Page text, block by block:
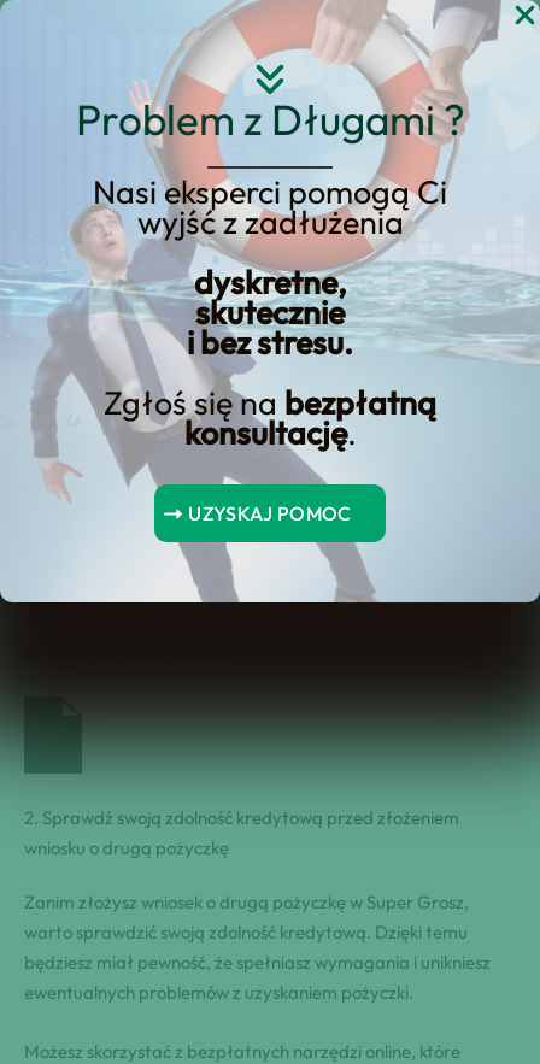
Problem z Długami ?
Nasi eksperci pomogą Ci
wyjść z zadłużenia
dyskretne,
skutecznie
i bez stresu.
Zgłoś się na bezpłatną
konsultację.
UZYSKAJ POMOC
Przejdź
Znajdź prywatną
pożyczkę online w kilku
prostych krokach!
rosz i regularnie spłacasz swoje zobowiązania, masz większe
szanse na uzyskanie drugiej pożyczki.
Warto również pamiętać, że Super Grosz oferuje pożyczki
dopasowane indywidualnie do potrzeb klienta, dlatego też
2. Sprawdź swoją zdolność kredytową przed złożeniem
wniosku o drugą pożyczkę
Zanim złożysz wniosek o drugą pożyczkę w Super Grosz,
warto sprawdzić swoją zdolność kredytową. Dzięki temu
będziesz miał pewność, że spełniasz wymagania i unikniesz
ewentualnych problemów z uzyskaniem pożyczki.
Możesz skorzystać z bezpłatnych narzędzi online, które